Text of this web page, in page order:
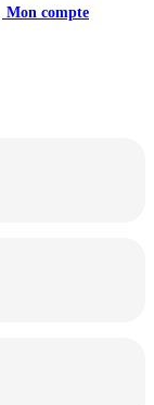
Mon compte